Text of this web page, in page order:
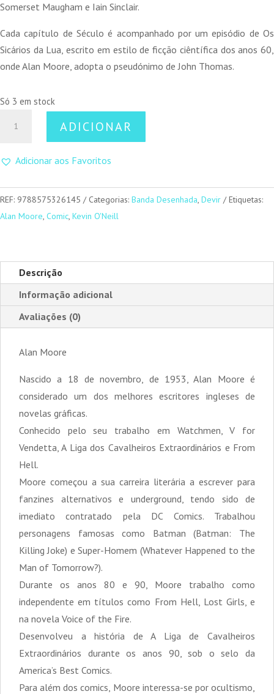
Somerset Maugham e Iain Sinclair.
Cada capítulo de Século é acompanhado por um episódio de Os
Sicários da Lua, escrito em estilo de ficção ciêntífica dos anos 60,
onde Alan Moore, adopta o pseudónimo de John Thomas.
Só 3 em stock
dos
Extraordinários
III
ADICIONAR
Adicionar aos Favoritos
REF: 9788575326145 Categorias: Banda Desenhada, Devir
Etiquetas:
Alan Moore, Comic, Kevin O'Neill
Descrição
Informação adicional
Avaliações (0)
Alan Moore
Nascido a 18 de novembro, de 1953, Alan Moore é
considerado um dos melhores escritores ingleses de
novelas gráficas.
Conhecido pelo seu trabalho em Watchmen, V for
Vendetta, A Liga dos Cavalheiros Extraordinários e From
Hell.
Moore começou a sua carreira literária a escrever para
fanzines alternativos e underground, tendo sido de
imediato contratado pela DC Comics. Trabalhou
personagens famosas como Batman (Batman: The
Killing Joke) e Super-Homem (Whatever Happened to the
Man of Tomorrow?).
Durante os anos 80 e 90, Moore trabalho como
independente em títulos como From Hell, Lost Girls, e
na novela Voice of the Fire.
Desenvolveu a história de A Liga de Cavalheiros
Extraordinários durante os anos 90, sob o selo da
America’s Best Comics.
Para além dos comics, Moore interessa-se por ocultismo,